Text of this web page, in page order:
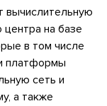
вычислительную
на базе
в том числе
платформы
сеть и
а также